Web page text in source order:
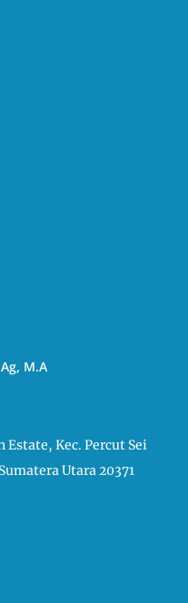
M.A
Estate, Kec. Percut Sei
Utara 20371